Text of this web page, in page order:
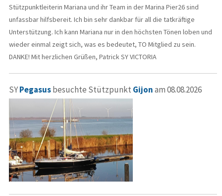
Stützpunktleiterin Mariana und ihr Team in der Marina Pier26 sind
unfassbar hilfsbereit. Ich bin sehr dankbar für all die tatkräftige
Unterstützung. Ich kann Mariana nur in den höchsten Tönen loben und
wieder einmal zeigt sich, was es bedeutet, TO Mitglied zu sein.
DANKE! Mit herzlichen Grüßen, Patrick SY VICTORIA
SYPegasusbesuchte Stützpunkt Gijonam 08.08.2026